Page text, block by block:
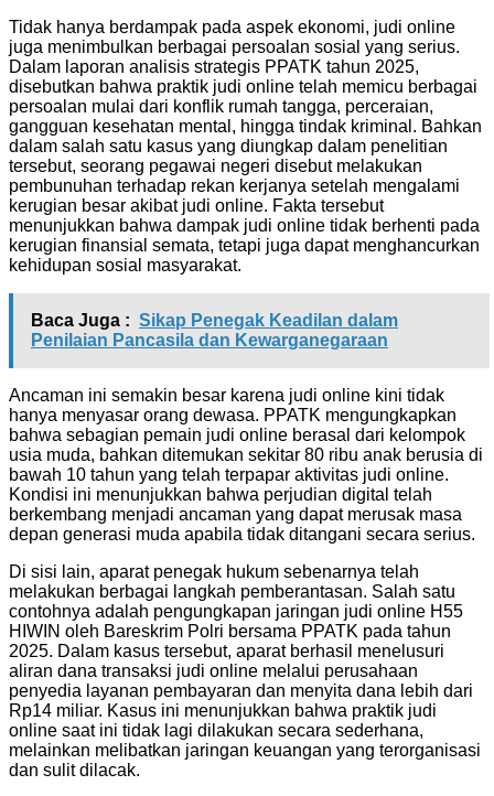
Tidak hanya berdampak pada aspek ekonomi, judi online
juga menimbulkan berbagai persoalan sosial yang serius.
Dalam laporan analisis strategis PPATK tahun 2025,
disebutkan bahwa praktik judi online telah memicu berbagai
persoalan mulai dari konflik rumah tangga, perceraian,
gangguan kesehatan mental, hingga tindak kriminal. Bahkan
dalam salah satu kasus yang diungkap dalam penelitian
tersebut, seorang pegawai negeri disebut melakukan
pembunuhan terhadap rekan kerjanya setelah mengalami
kerugian besar akibat judi online. Fakta tersebut
menunjukkan bahwa dampak judi online tidak berhenti pada
kerugian finansial semata, tetapi juga dapat menghancurkan
kehidupan sosial masyarakat.
Baca Juga : Sikap Penegak Keadilan dalam
Penilaian Pancasila dan Kewarganegaraan
Ancaman ini semakin besar karena judi online kini tidak
hanya menyasar orang dewasa. PPATK mengungkapkan
bahwa sebagian pemain judi online berasal dari kelompok
usia muda, bahkan ditemukan sekitar 80 ribu anak berusia di
bawah 10 tahun yang telah terpapar aktivitas judi online.
Kondisi ini menunjukkan bahwa perjudian digital telah
berkembang menjadi ancaman yang dapat merusak masa
depan generasi muda apabila tidak ditangani secara serius.
Di sisi lain, aparat penegak hukum sebenarnya telah
melakukan berbagai langkah pemberantasan. Salah satu
contohnya adalah pengungkapan jaringan judi online H55
HIWIN oleh Bareskrim Polri bersama PPATK pada tahun
2025. Dalam kasus tersebut, aparat berhasil menelusuri
aliran dana transaksi judi online melalui perusahaan
penyedia layanan pembayaran dan menyita dana lebih dari
Rp14 miliar. Kasus ini menunjukkan bahwa praktik judi
online saat ini tidak lagi dilakukan secara sederhana,
melainkan melibatkan jaringan keuangan yang terorganisasi
dan sulit dilacak.